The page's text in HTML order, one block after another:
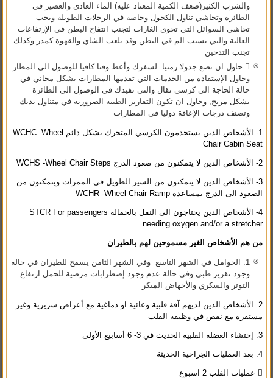
والشرب الكثير(ضعف الكمية المعتاد عليه) الماء العادي والعصير في
الطائرة وتحاشي تناول الكحول وخاصة في الرحلات الطويلة ويجب
تحاشي السوائل التي تحوي الغازات لتجنب انتفاخ البطن في الإرتفاعات
العالية والتي تسبب الم في البطن وقد تلعب الشاي والقهوة كمدر وكذلك
تجنب التدخين
 حاول ان تضع جدولا زمنيا لسفرك وأعط وقتا كافيا للوصول الى المطار
وحاول الإستفادة من الخدمات التي تقدمها المطارات بشكل مجاني في
حالة الحاجة الى كرسي نقال والتي تفيدك في الوصول الى الطائرة
بشكل مريح, وحاول ان تكون التقارير الطبية الضرورية في متناول يديك
وتصنف درجات الإعاقة دوليا في المطارات
1- الأشخاص الذين يستخدمون الكرسي المتحرك بشكل دائم WCHC -Wheel
Chair Cabin Seat
2- الأشخاص الذين لا يتمكنون من صعود الدرج WCHS -Wheel Chair Steps
3- الأشخاص الذين لا يتمكنون من السير الطويل في الممرات ويتمكنون من
الصعود الى الدرج بمساعدة WCHR -Wheel Chair Ramp
4- الأشخاص الذين يحتاجون الى النقل بالحمالة STCR For passengers
needing oxygen and/or a stretcher
من هم الأشخاص الغير مسموحين لهم بالطيران
1. الحوامل في الشهر التاسع وفي الشهر الثامن يسمح للطيران في حالة
وجود تقرير طبي وفي حالة عدم وجود إضطرابات مرضية للحمل ارتفاع
التوتر والسكري والأجهاض المبكر
2. الأشخاص الذين لديهم آفة قلبية وعائية او دماغية مع أعراض سريرية وغير
مستقرة مع نقص في وظيفة القلب
3. إحتشاء العضلة القلبية الحديث في 3- 6 أسابيع الأولى
4. بعد العمليات الجراحية الحديثة
 عمليات القلب 2 اسبوع